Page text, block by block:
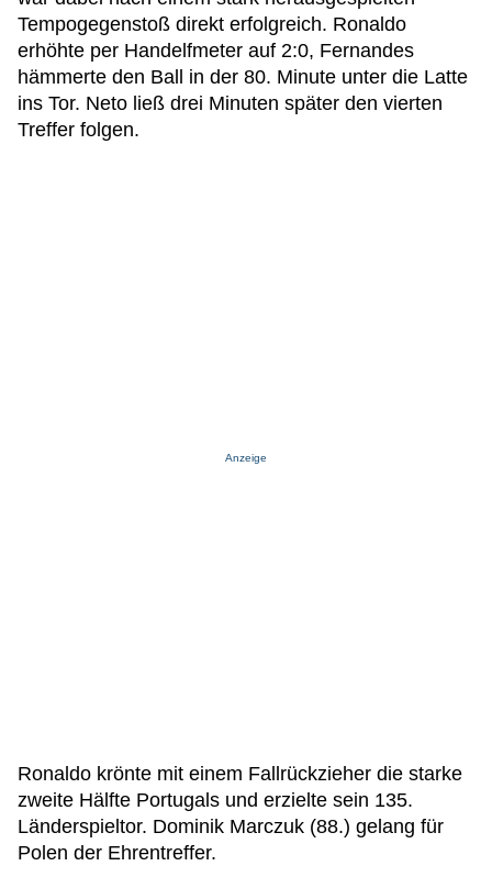
Tempogegenstoß direkt erfolgreich. Ronaldo
erhöhte per Handelfmeter auf 2:0, Fernandes
hämmerte den Ball in der 80. Minute unter die Latte
ins Tor. Neto ließ drei Minuten später den vierten
Treffer folgen.
Anzeige
Ronaldo krönte mit einem Fallrückzieher die starke
zweite Hälfte Portugals und erzielte sein 135.
Länderspieltor. Dominik Marczuk (88.) gelang für
Polen der Ehrentreffer.